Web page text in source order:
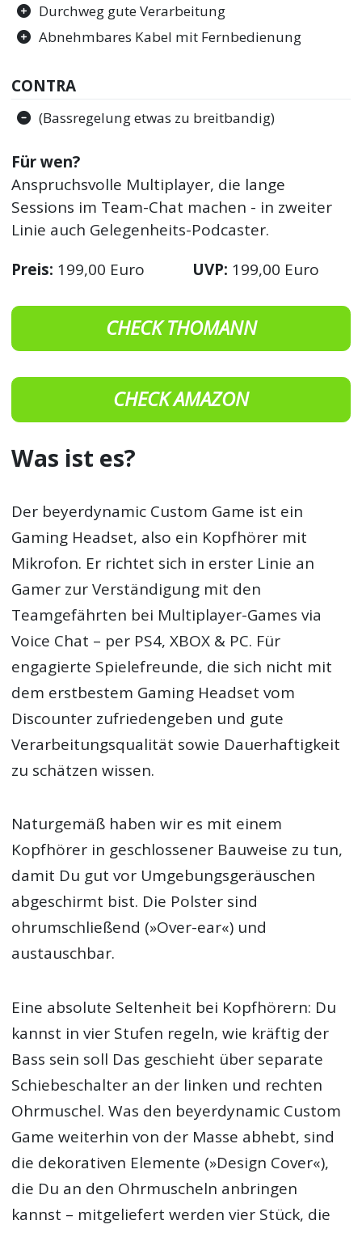
Durchweg gute Verarbeitung
Abnehmbares Kabel mit Fernbedienung
CONTRA
(Bassregelung etwas zu breitbandig)
Für wen?
Anspruchsvolle Multiplayer, die lange
Sessions im Team-Chat machen - in zweiter
Linie auch Gelegenheits-Podcaster.
Preis: 199,00 Euro UVP: 199,00 Euro
CHECK THOMANN
CHECK AMAZON
Was ist es?
Der beyerdynamic Custom Game ist ein
Gaming Headset, also ein Kopfhörer mit
Mikrofon. Er richtet sich in erster Linie an
Gamer zur Verständigung mit den
Teamgefährten bei Multiplayer-Games via
Voice Chat – per PS4, XBOX & PC. Für
engagierte Spielefreunde, die sich nicht mit
dem erstbestem Gaming Headset vom
Discounter zufriedengeben und gute
Verarbeitungsqualität sowie Dauerhaftigkeit
zu schätzen wissen.
Naturgemäß haben wir es mit einem
Kopfhörer in geschlossener Bauweise zu tun,
damit Du gut vor Umgebungsgeräuschen
abgeschirmt bist. Die Polster sind
ohrumschließend (»Over-ear«) und
austauschbar.
Eine absolute Seltenheit bei Kopfhörern: Du
kannst in vier Stufen regeln, wie kräftig der
Bass sein soll Das geschieht über separate
Schiebeschalter an der linken und rechten
Ohrmuschel. Was den beyerdynamic Custom
Game weiterhin von der Masse abhebt, sind
die dekorativen Elemente (»Design Cover«),
die Du an den Ohrmuscheln anbringen
kannst – mitgeliefert werden vier Stück, die